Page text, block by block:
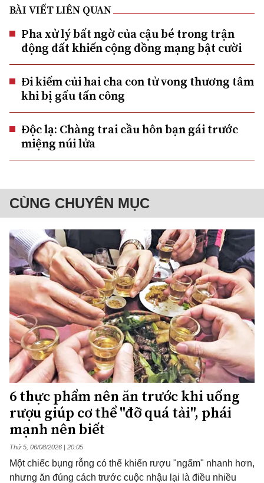
BÀI VIẾT LIÊN QUAN
Pha xử lý bất ngờ của cậu bé trong trận
động đất khiến cộng đồng mạng bật cười
Đi kiếm củi hai cha con tử vong thương tâm
khi bị gấu tấn công
Độc lạ: Chàng trai cầu hôn bạn gái trước
miệng núi lửa
CÙNG CHUYÊN MỤC
6 thực phẩm nên ăn trước khi uống
rượu giúp cơ thể "đỡ quá tải", phái
mạnh nên biết
Thứ 5, 06/08/2026 | 20:05
Một chiếc bụng rỗng có thể khiến rượu "ngấm" nhanh hơn,
nhưng ăn đúng cách trước cuộc nhậu lại là điều nhiều